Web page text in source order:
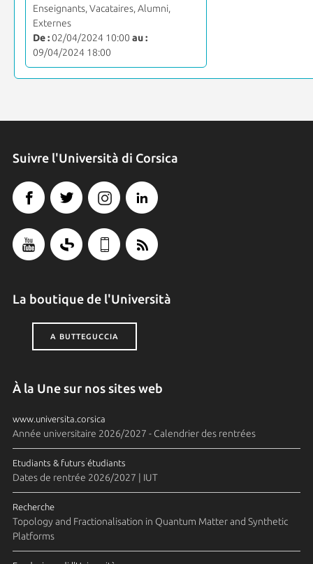
Enseignants, Vacataires, Alumni,
Externes
De :02/04/2024 10:00 au :
09/04/2024 18:00
Suivre l'Università di Corsica
La boutique de l'Università
A BUTTEGUCCIA
À la Une sur nos sites web
www.universita.corsica
Année universitaire 2026/2027 - Calendrier des rentrées
Etudiants & futurs étudiants
Dates de rentrée 2026/2027 | IUT
Recherche
Topology and Fractionalisation in Quantum Matter and Synthetic
Platforms